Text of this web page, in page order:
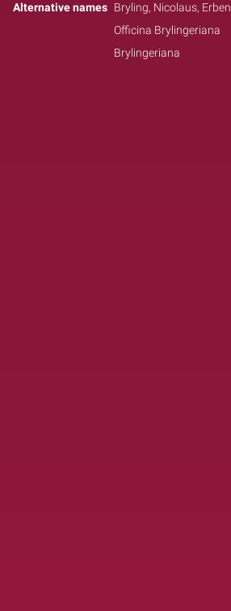
Alternative names Bryling, Nicolaus, Erben
Officina Brylingeriana
Brylingeriana